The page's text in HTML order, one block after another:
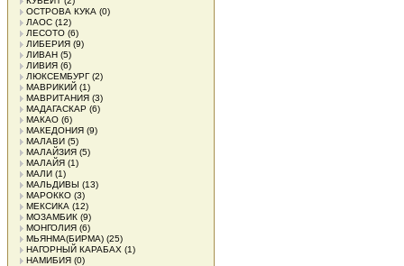
ОСТРОВА КУКА (0)
ЛАОС (12)
ЛЕСОТО (6)
ЛИБЕРИЯ (9)
ЛИВАН (5)
ЛИВИЯ (6)
ЛЮКСЕМБУРГ(2)
МАВРИКИЙ (1)
МАВРИТАНИЯ (3)
МАДАГАСКАР (6)
МАКАО (6)
МАКЕДОНИЯ (9)
МАЛАВИ (5)
МАЛАЙЗИЯ (5)
МАЛАЙЯ (1)
МАЛИ (1)
МАЛЬДИВЫ (13)
МАРОККО (3)
МЕКСИКА (12)
МОЗАМБИК (9)
МОНГОЛИЯ (6)
МЬЯНМА(БИРМА) (25)
НАГОРНЫЙ КАРАБАХ (1)
НАМИБИЯ (0)